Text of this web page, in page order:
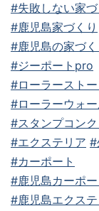
#失敗しない家づ
#鹿児島家づくり
#鹿児島の家づく
#ジーポートpro
#ローラースト
#ローラーウォ
#スタンプコンク
#エクステリア #
#カーポート
#鹿児島カーポー
#鹿児島エクス